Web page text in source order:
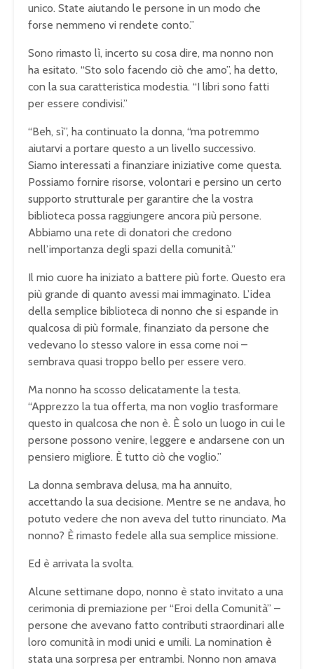
unico. State aiutando le persone in un modo che
forse nemmeno vi rendete conto.”
Sono rimasto lì, incerto su cosa dire, ma nonno non
ha esitato. “Sto solo facendo ciò che amo”, ha detto,
con la sua caratteristica modestia. “I libri sono fatti
per essere condivisi.”
“Beh, sì”, ha continuato la donna, “ma potremmo
aiutarvi a portare questo a un livello successivo.
Siamo interessati a finanziare iniziative come questa.
Possiamo fornire risorse, volontari e persino un certo
supporto strutturale per garantire che la vostra
biblioteca possa raggiungere ancora più persone.
Abbiamo una rete di donatori che credono
nell’importanza degli spazi della comunità.”
Il mio cuore ha iniziato a battere più forte. Questo era
più grande di quanto avessi mai immaginato. L’idea
della semplice biblioteca di nonno che si espande in
qualcosa di più formale, finanziato da persone che
vedevano lo stesso valore in essa come noi –
sembrava quasi troppo bello per essere vero.
Ma nonno ha scosso delicatamente la testa.
“Apprezzo la tua offerta, ma non voglio trasformare
questo in qualcosa che non è. È solo un luogo in cui le
persone possono venire, leggere e andarsene con un
pensiero migliore. È tutto ciò che voglio.”
La donna sembrava delusa, ma ha annuito,
accettando la sua decisione. Mentre se ne andava, ho
potuto vedere che non aveva del tutto rinunciato. Ma
nonno? È rimasto fedele alla sua semplice missione.
Ed è arrivata la svolta.
Alcune settimane dopo, nonno è stato invitato a una
cerimonia di premiazione per “Eroi della Comunità” –
persone che avevano fatto contributi straordinari alle
loro comunità in modi unici e umili. La nomination è
stata una sorpresa per entrambi. Nonno non amava